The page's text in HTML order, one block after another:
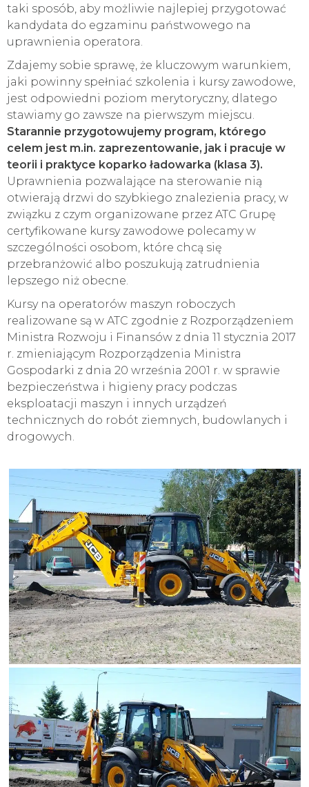
taki sposób, aby możliwie najlepiej przygotować
kandydata do egzaminu państwowego na
uprawnienia operatora.
Zdajemy sobie sprawę, że kluczowym warunkiem,
jaki powinny spełniać szkolenia i kursy zawodowe,
jest odpowiedni poziom merytoryczny, dlatego
stawiamy go zawsze na pierwszym miejscu.
Starannie przygotowujemy program, którego
celem jest m.in. zaprezentowanie, jak i pracuje w
teorii i praktyce koparko ładowarka (klasa 3).
Uprawnienia pozwalające na sterowanie nią
otwierają drzwi do szybkiego znalezienia pracy, w
związku z czym organizowane przez ATC Grupę
certyfikowane kursy zawodowe polecamy w
szczególności osobom, które chcą się
przebranżowić albo poszukują zatrudnienia
lepszego niż obecne.
Kursy na operatorów maszyn roboczych
realizowane są w ATC zgodnie z Rozporządzeniem
Ministra Rozwoju i Finansów z dnia 11 stycznia 2017
r. zmieniającym Rozporządzenia Ministra
Gospodarki z dnia 20 września 2001 r. w sprawie
bezpieczeństwa i higieny pracy podczas
eksploatacji maszyn i innych urządzeń
technicznych do robót ziemnych, budowlanych i
drogowych.